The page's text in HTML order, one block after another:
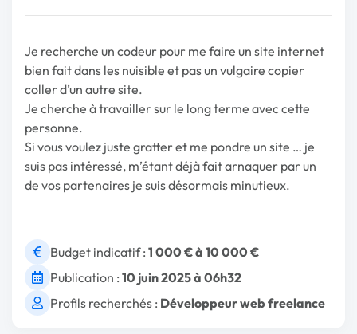
Je recherche un codeur pour me faire un site internet
bien fait dans les nuisible et pas un vulgaire copier
coller d’un autre site.
Je cherche à travailler sur le long terme avec cette
personne.
Si vous voulez juste gratter et me pondre un site … je
suis pas intéressé, m’étant déjà fait arnaquer par un
de vos partenaires je suis désormais minutieux.
Budget indicatif : 1 000 € à 10 000 €
Publication : 10 juin 2025 à 06h32
Profils recherchés : Développeur web freelance